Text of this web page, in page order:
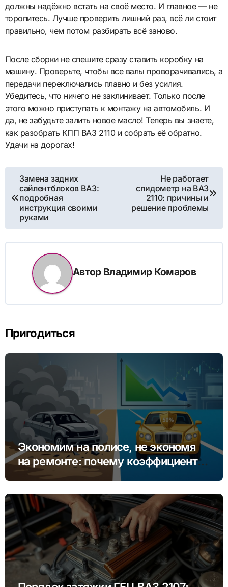
должны надёжно встать на своё место. И главное — не
торопитесь. Лучше проверить лишний раз, всё ли стоит
правильно, чем потом разбирать всё заново.
После сборки не спешите сразу ставить коробку на
машину. Проверьте, чтобы все валы проворачивались, а
передачи переключались плавно и без усилия.
Убедитесь, что ничего не заклинивает. Только после
этого можно приступать к монтажу на автомобиль. И
да, не забудьте залить новое масло! Теперь вы знаете,
как разобрать КПП ВАЗ 2110 и собрать её обратно.
Удачи на дорогах!
Навигация
по
записям
Замена задних
сайлентблоков ВАЗ:
подробная
инструкция своими
руками
Не работает
спидометр на ВАЗ
2110: причины и
решение проблемы
Автор Владимир Комаров
Пригодиться
Экономим на полисе, не экономя
на ремонте: почему коэффициент
бонус-малус (КБМ) важнее цены